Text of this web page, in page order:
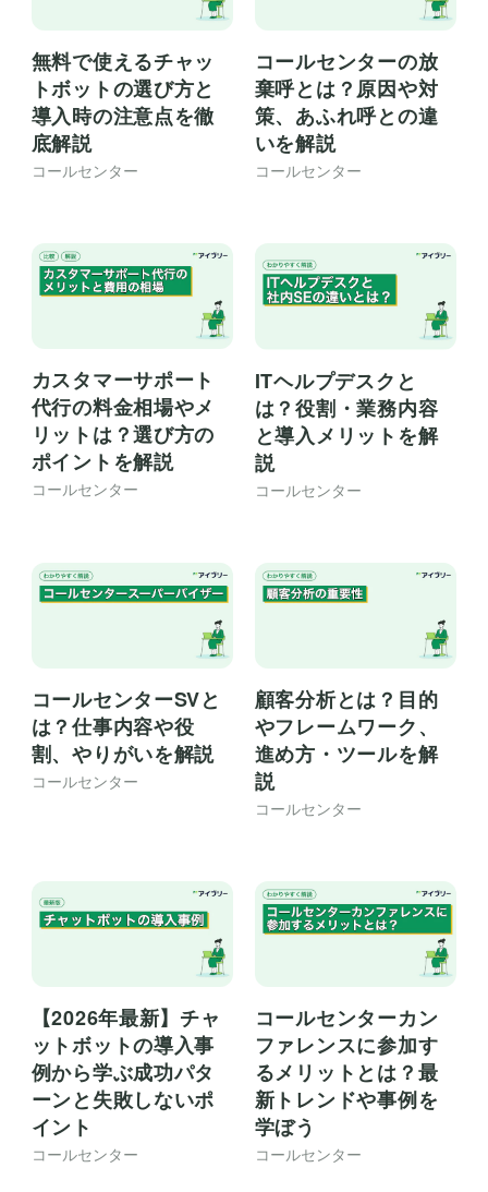
無料で使えるチャッ
トボットの選び方と
導入時の注意点を徹
底解説
コールセンター
コールセンターの放
棄呼とは？原因や対
策、あふれ呼との違
いを解説
コールセンター
カスタマーサポート
代行の料金相場やメ
リットは？選び方の
ポイントを解説
コールセンター
ITヘルプデスクと
は？役割・業務内容
と導入メリットを解
説
コールセンター
コールセンターSVと
は？仕事内容や役
割、やりがいを解説
コールセンター
顧客分析とは？目的
やフレームワーク、
進め方・ツールを解
説
コールセンター
【2026年最新】チャ
ットボットの導入事
例から学ぶ成功パタ
ーンと失敗しないポ
イント
コールセンター
コールセンターカン
ファレンスに参加す
るメリットとは？最
新トレンドや事例を
学ぼう
コールセンター